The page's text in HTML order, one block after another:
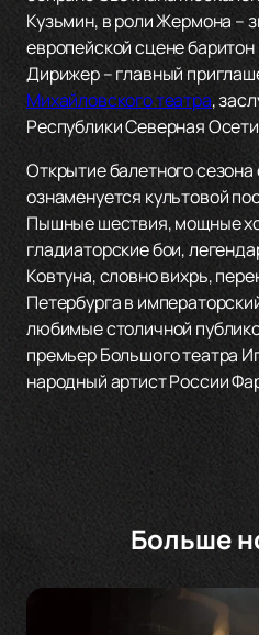
Кузьмин, в роли Жермона –
европейской сцене
Дирижер – главный
Михайловского театра,
Республики Северная
Открытие балетного
ознаменуется культовой
Пышные шествия, мощные
гладиаторские бои,
Ковтуна, словно вихрь,
Петербурга в
любимые столичной
премьер Большого театра
народный артист России
Больше